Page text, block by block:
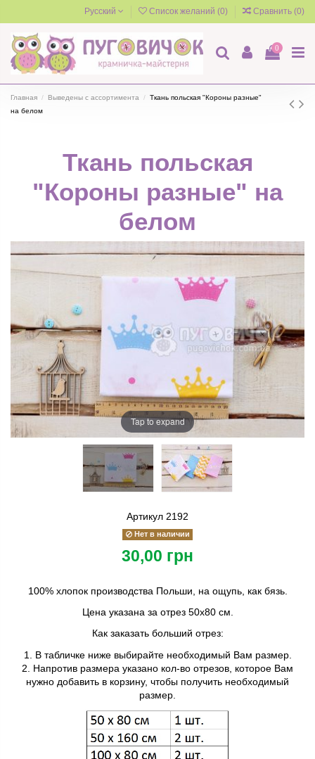
Русский Список желаний (0) Сравнить (0)
0
Главная Выведены с ассортимента
Ткань польская "Короны разные"
на белом
Ткань польская
"Короны разные" на
белом
Tap to expand
Артикул 2192
Нет в наличии
30,00 грн
100% хлопок производства Польши, на ощупь, как бязь.
Цена указана за отрез 50х80 см.
Как заказать больший отрез:
1. В табличке ниже выбирайте необходимый Вам размер.
2. Напротив размера указано кол-во отрезов, которое Вам
нужно добавить в корзину, чтобы получить необходимый
размер.